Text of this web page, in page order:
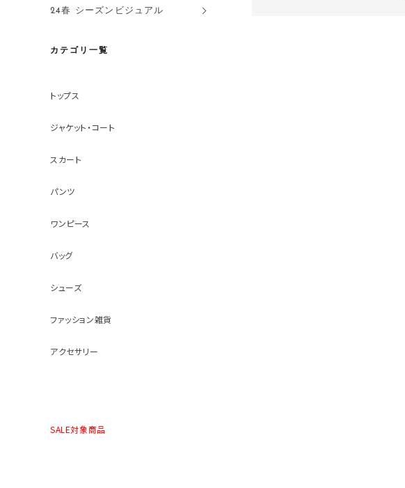
24春 シーズンビジュアル
カテゴリ一覧
トップス
ジャケット・コート
スカート
パンツ
ワンピース
バッグ
シューズ
ファッション雑貨
アクセサリー
SALE対象商品